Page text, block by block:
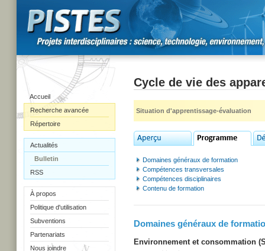
Accueil
Recherche avancée
Répertoire
Actualités
Bulletin
RSS
À propos
Politique d'utilisation
Subventions
Partenariats
Nous joindre
Cycle de vie des
Situation d'apprentissage-évaluation
Domaines généraux de formation
Compétences transversales
Compétences disciplinaires
Contenu de formation
Domaines généraux de
Environnement et consommation